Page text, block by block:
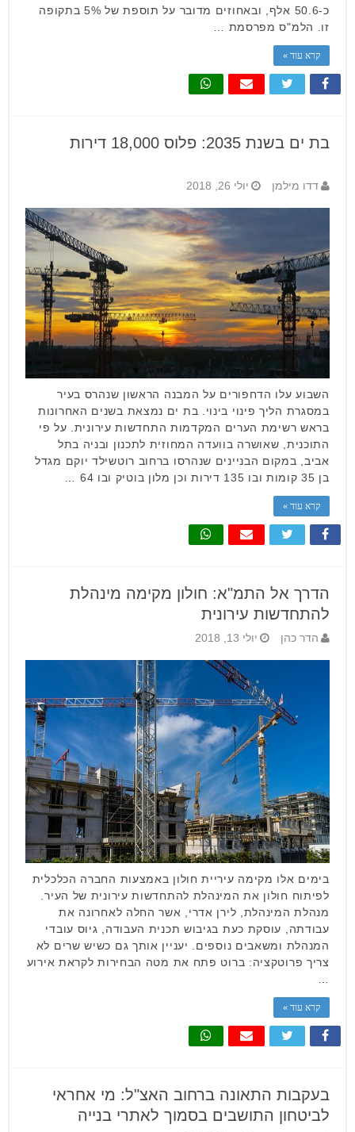
כ-50.6 אלף, ובאחוזים מדובר על תוספת של 5% בתקופה
זו. הלמ"ס מפרסמת …
קרא עוד »
בת ים בשנת 2035: פלוס 18,000 דירות
דדו מילמן יולי 26, 2018
השבוע עלו הדחפורים על המבנה הראשון שנהרס בעיר
במסגרת הליך פינוי בינוי. בת ים נמצאת בשנים האחרונות
בראש רשימת הערים המקדמות התחדשות עירונית. על פי
התוכנית, שאושרה בוועדה המחוזית לתכנון ובניה בתל
אביב, במקום הבניינים שנהרסו ברחוב רוטשילד יוקם מגדל
בן 35 קומות ובו 135 דירות וכן מלון בוטיק ובו 64 …
קרא עוד »
הדרך אל התמ"א: חולון מקימה מינהלת
להתחדשות עירונית
הדר כהן יולי 13, 2018
בימים אלו מקימה עיריית חולון באמצעות החברה הכלכלית
לפיתוח חולון את המינהלת להתחדשות עירונית של העיר.
מנהלת המינהלת, לירן אדרי, אשר החלה לאחרונה את
עבודתה, עוסקת כעת בגיבוש תכנית העבודה, גיוס עובדי
המנהלת ומשאבים נוספים. יעניין אותך גם כשיש שרים לא
צריך פרוטקציה: ברוט פתח את מטה הבחירות לקראת אירוע
קרא עוד »
בעקבות התאונה ברחוב האצ"ל: מי אחראי
לביטחון התושבים בסמוך לאתרי בנייה